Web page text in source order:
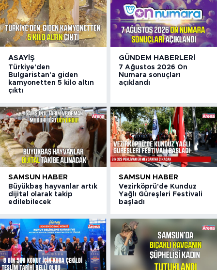
ASAYIŞ
Türkiye'den
Bulgaristan'a giden
kamyonetten 5 kilo altın
çıktı
GÜNDEM HABERLERI
7 Ağustos 2026 On
Numara sonuçları
açıklandı
SAMSUN HABER
Büyükbaş hayvanlar artık
dijital olarak takip
edilebilecek
SAMSUN HABER
Vezirköprü'de Kunduz
Yağlı Güreşleri Festivali
başladı